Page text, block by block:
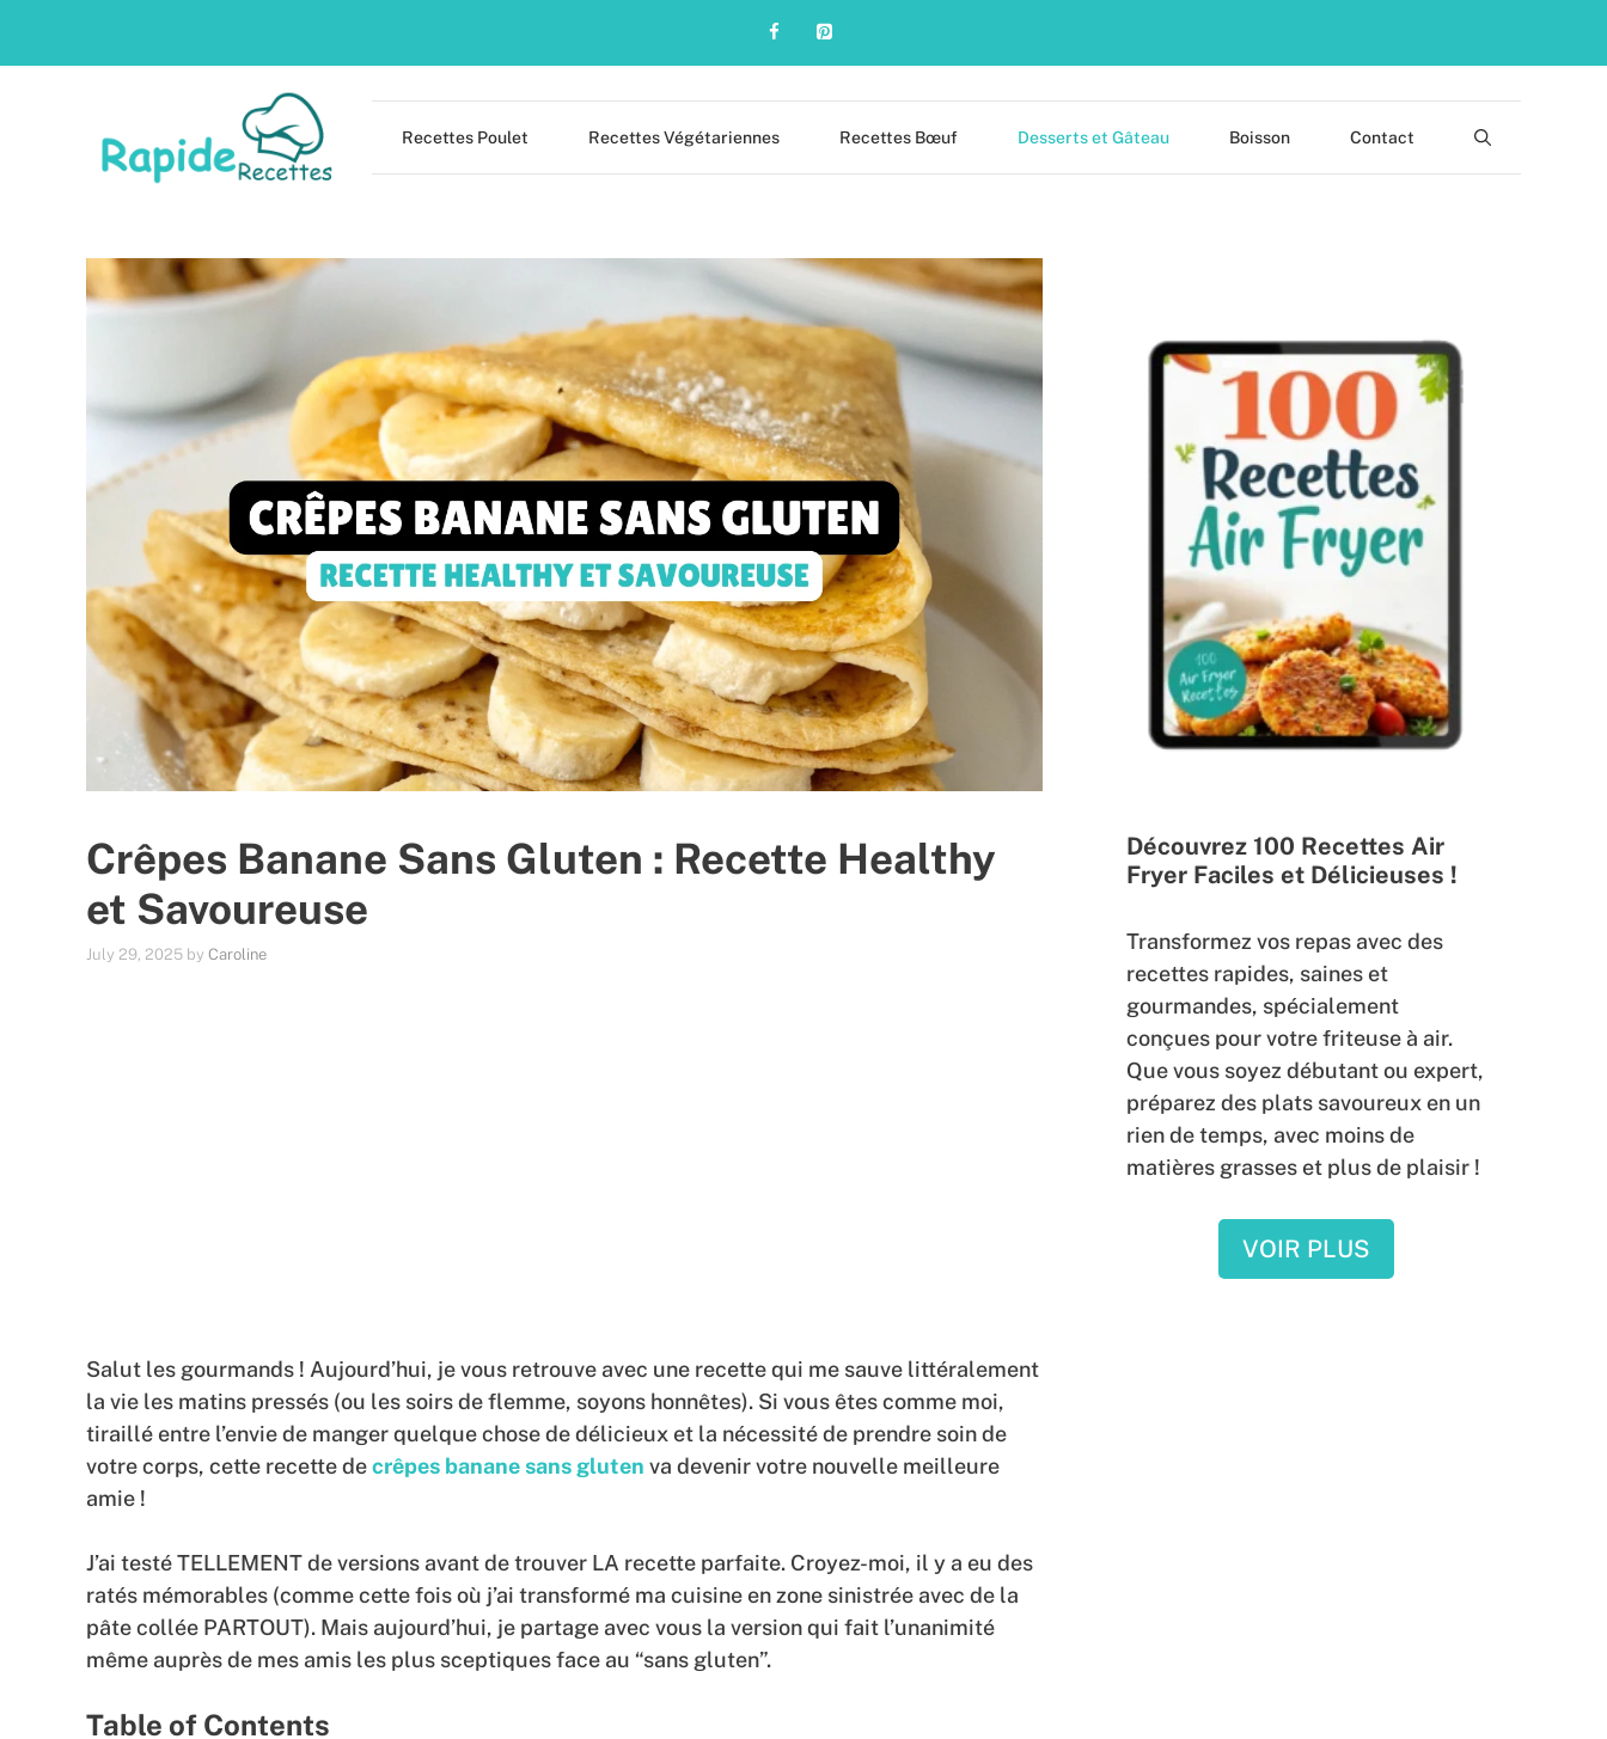
Recettes Poulet Recettes Végétariennes Recettes Bœuf Desserts et Gâteau Boisson Contact
Crêpes Banane Sans Gluten : Recette Healthy
et Savoureuse
July 29, 2025 by Caroline
Salut les gourmands ! Aujourd’hui, je vous retrouve avec une recette qui me sauve littéralement
la vie les matins pressés (ou les soirs de flemme, soyons honnêtes). Si vous êtes comme moi,
tiraillé entre l’envie de manger quelque chose de délicieux et la nécessité de prendre soin de
votre corps, cette recette decrêpes banane sans gluten va devenir votre nouvelle meilleure
amie !
J’ai testé TELLEMENT de versions avant de trouver LA recette parfaite. Croyez-moi, il y a eu des
ratés mémorables (comme cette fois où j’ai transformé ma cuisine en zone sinistrée avec de la
pâte collée PARTOUT). Mais aujourd’hui, je partage avec vous la version qui fait l’unanimité
même auprès de mes amis les plus sceptiques face au “sans gluten”.
Table of Contents
Découvrez 100 Recettes Air
Fryer Faciles et Délicieuses !
Transformez vos repas avec des
recettes rapides, saines et
gourmandes, spécialement
conçues pour votre friteuse à air.
Que vous soyez débutant ou expert,
préparez des plats savoureux en un
rien de temps, avec moins de
matières grasses et plus de plaisir !
VOIR PLUS